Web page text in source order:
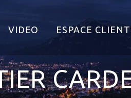
VIDEO ESPACE